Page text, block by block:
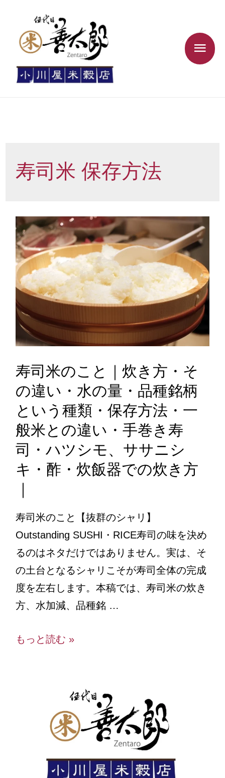
寿司米 保存方法
寿司米のこと｜炊き方・そ
の違い・水の量・品種銘柄
という種類・保存方法・一
般米との違い・手巻き寿
司・ハツシモ、ササニシ
キ・酢・炊飯器での炊き方
寿司米のこと【抜群のシャリ】
Outstanding SUSHI・RICE寿司の味を決め
るのはネタだけではありません。実は、そ
の土台となるシャリこそが寿司全体の完成
度を左右します。本稿では、寿司米の炊き
方、水加減、品種銘 …
もっと読む »